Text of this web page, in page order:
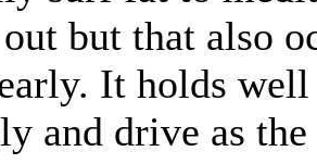
but that also
It holds well
and drive as